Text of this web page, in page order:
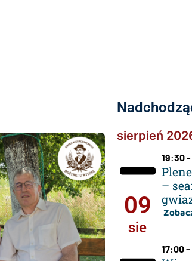
sierpień
09
sie
19:30
–
17:00